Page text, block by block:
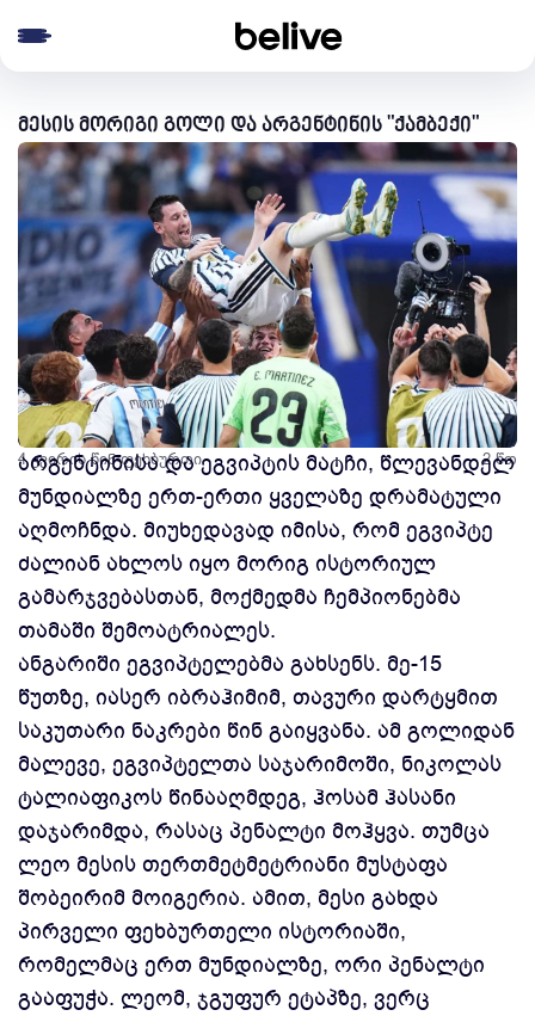
მესის მორიგი გოლი და არგენტინის "ქამბექი"
4 კვირის წინ ფეხბურთი 2 წთ
არგენტინისა და ეგვიპტის მატჩი, წლევანდელ
მუნდიალზე ერთ-ერთი ყველაზე დრამატული
აღმოჩნდა. მიუხედავად იმისა, რომ ეგვიპტე
ძალიან ახლოს იყო მორიგ ისტორიულ
გამარჯვებასთან, მოქმედმა ჩემპიონებმა
თამაში შემოატრიალეს.
ანგარიში ეგვიპტელებმა გახსენს. მე-15
წუთზე, იასერ იბრაჰიმიმ, თავური დარტყმით
საკუთარი ნაკრები წინ გაიყვანა. ამ გოლიდან
მალევე, ეგვიპტელთა საჯარიმოში, ნიკოლას
ტალიაფიკოს წინააღმდეგ, ჰოსამ ჰასანი
დაჯარიმდა, რასაც პენალტი მოჰყვა. თუმცა
ლეო მესის თერთმეტმეტრიანი მუსტაფა
შობეირიმ მოიგერია. ამით, მესი გახდა
პირველი ფეხბურთელი ისტორიაში,
რომელმაც ერთ მუნდიალზე, ორი პენალტი
გააფუჭა. ლეომ, ჯგუფურ ეტაპზე, ვერც